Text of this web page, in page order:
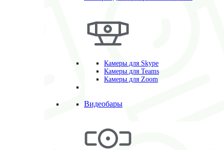
Камеры для Skype
Камеры для Teams
Камеры для Zoom
Видеобары